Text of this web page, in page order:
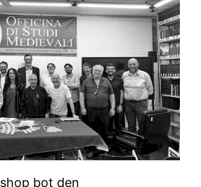
bot den